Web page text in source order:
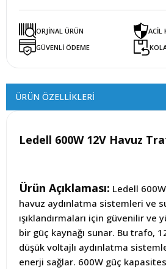
ORJİNAL ÜRÜN
ACİL
GÜVENLİ ÖDEME
ÜRÜN ÖZELLIKLERI
Ledell 600W 12V Havuz
Ürün Açıklaması: Ledell
havuz aydınlatma sistemleri ve
ışıklandırmaları için güvenilir ve
bir güç kaynağı sunar. Bu trafo,
düşük voltajlı aydınlatma
enerji sağlar. 600W güç